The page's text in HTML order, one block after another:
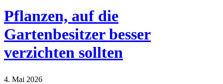
Pflanzen, auf die
Gartenbesitzer besser
verzichten sollten
4. Mai 2026